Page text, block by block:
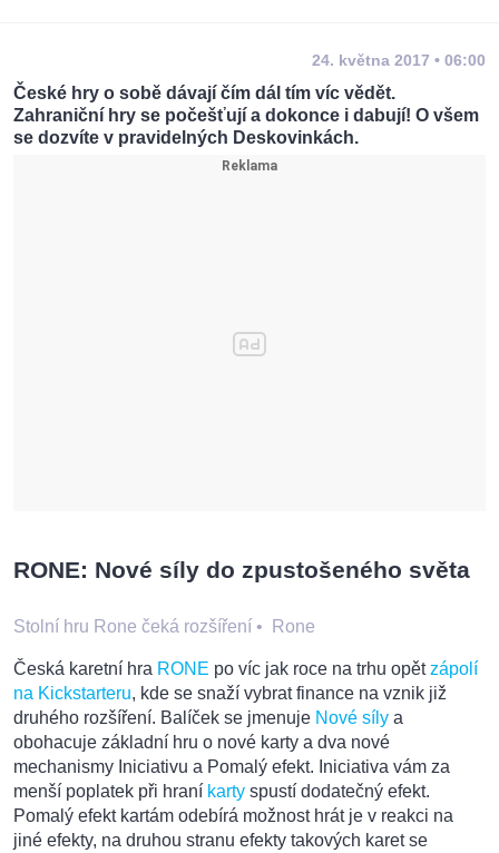
24. května 2017 • 06:00
České hry o sobě dávají čím dál tím víc vědět.
Zahraniční hry se počešťují a dokonce i dabují! O všem
se dozvíte v pravidelných Deskovinkách.
RONE: Nové síly do zpustošeného světa
Stolní hru Rone čeká rozšíření • Rone
Česká karetní hra RONE po víc jak roce na trhu opětzápolí
na Kickstarteru, kde se snaží vybrat finance na vznik již
druhého rozšíření. Balíček se jmenuje Nové síly a
obohacuje základní hru o nové karty a dva nové
mechanismy Iniciativu a Pomalý efekt. Iniciativa vám za
menší poplatek při hraní karty spustí dodatečný efekt.
Pomalý efekt kartám odebírá možnost hrát je v reakci na
jiné efekty, na druhou stranu efekty takových karet se